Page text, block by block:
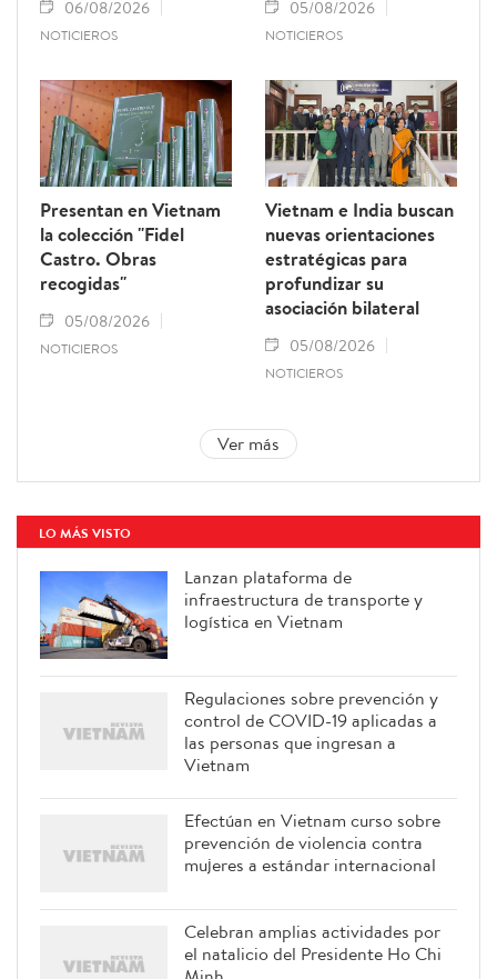
06/08/2026
NOTICIEROS
05/08/2026
NOTICIEROS
Presentan en Vietnam
la colección "Fidel
Castro. Obras
recogidas"
05/08/2026
NOTICIEROS
Vietnam e India buscan
nuevas orientaciones
estratégicas para
profundizar su
asociación bilateral
05/08/2026
NOTICIEROS
Ver más
LO MÁS VISTO
Lanzan plataforma de
infraestructura de transporte y
logística en Vietnam
Regulaciones sobre prevención y
control de COVID-19 aplicadas a
las personas que ingresan a
Vietnam
Efectúan en Vietnam curso sobre
prevención de violencia contra
mujeres a estándar internacional
Celebran amplias actividades por
el natalicio del Presidente Ho Chi